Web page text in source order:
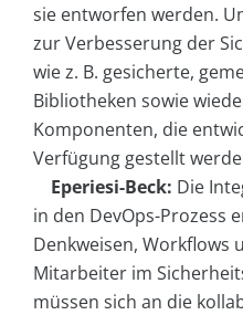
sie entworfen werden.
zur Verbesserung der
wie z. B. gesicherte,
Bibliotheken sowie
Komponenten, die
Verfügung gestellt
Eperiesi-Beck: Die
in den DevOps-Prozess
Denkweisen, Workflows
Mitarbeiter im
müssen sich an die